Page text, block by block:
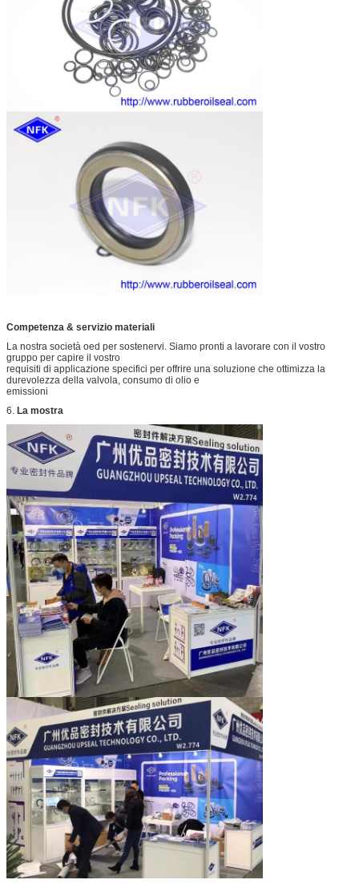
Competenza & servizio materiali
La nostra società oed per sostenervi. Siamo pronti a lavorare con il vostro
gruppo per capire il vostro
requisiti di applicazione specifici per offrire una soluzione che ottimizza la
durevolezza della valvola, consumo di olio e
emissioni
6. La mostra